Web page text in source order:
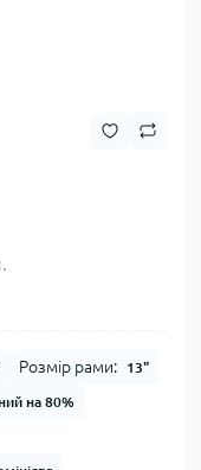
Розмір рами: 13"
на 80%